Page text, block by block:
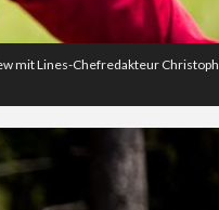
mit Lines-Chefredakteur Christoph